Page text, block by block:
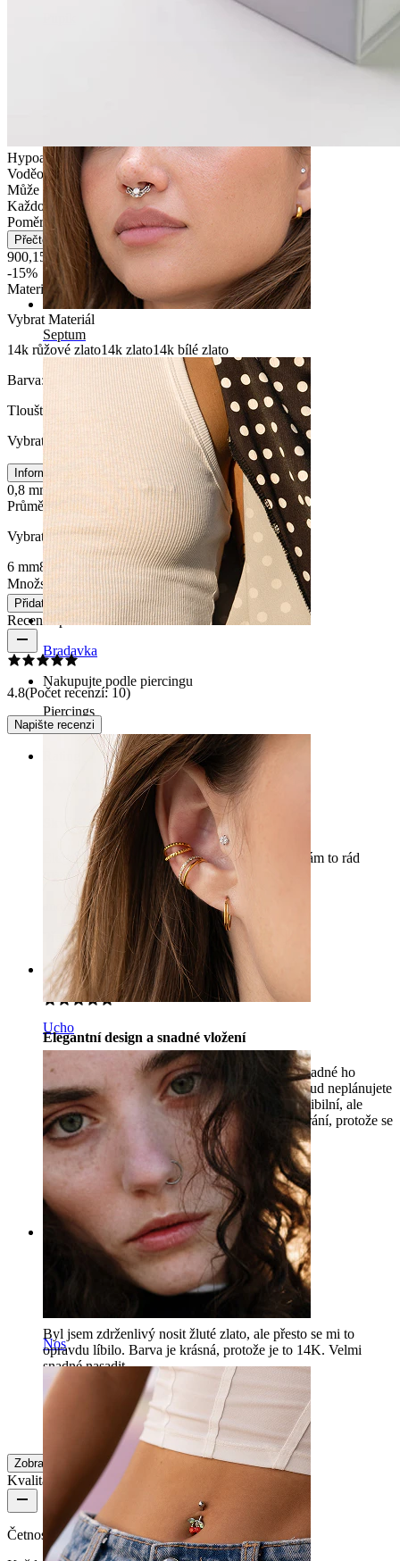
Septum
Bradavka
Nakupujte podle piercingu
Piercings
Ucho
Nos
Hypoalergenní
Voděodolný
Může vydržet celý život
Každodenní nošení
Poměrně snadné
Přečtěte si více
900,15 Kč1.059,00 Kč
-15%
Materiál:
Vybrat Materiál
14k růžové zlato14k zlato14k bílé zlato
Barva:
Růžové zlato
Tloušťka závitu
Vybrat Tloušťka závitu
Informace o velikosti
0,8 mm
1 mm
Průměr
Vybrat Průměr
6 mm8 mm
10 mm
Množství: 1
Změnit
Přidat do košíku
Recenze produktu
4.8(Počet recenzí: 10)
Napište recenzi
Elegantní, minimalistický a velmi pohodlný. Mám to rád
maximálně! Vzal jsem to na nos.
andreeadascalu15 Ověřený nákup
Přeloženo pomocí AI Zobrazit původní text
Rating
Elegantní design a snadné vložení
Koupil jsem to jako nosní kroužek a je velmi snadné ho
vložit. Je to ideální pro dlouhodobé nošení, pokud neplánujete
často měnit svůj nosní kroužek. Kroužek je flexibilní, ale
doporučuji vyhnout se častému otevírání a zavírání, protože se
může časem ohnout nebo ztratit tvar.
Dace Ověřený nákup
Přeloženo pomocí AI Zobrazit původní text
Rating
Byl jsem zdrženlivý nosit žluté zlato, ale přesto se mi to
opravdu líbilo. Barva je krásná, protože je to 14K. Velmi
snadné nasadit.
MGG Ověřený nákup
Přeloženo pomocí AI Zobrazit původní text
Zobrazit více
Kvalita produktu
Četnost nošení